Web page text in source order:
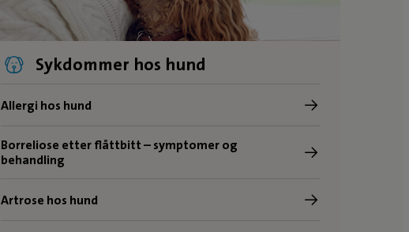
Sykdommer hos hund
Allergi hos hund
Borreliose etter flåttbitt – symptomer og
behandling
Artrose hos hund